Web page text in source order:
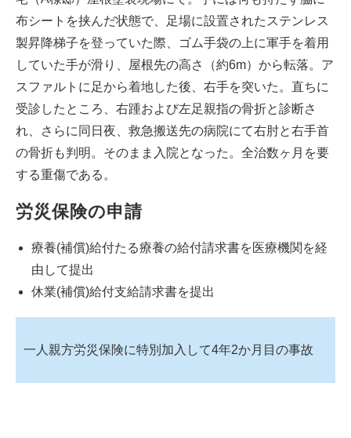
布シートを挟んだ状態で、足場に設置されたステンレス
製昇降梯子を登っていた際、ゴム手袋の上に軍手を着用
していた手が滑り、屋根先の高さ（約6m）から転落。ア
スファルトに足から着地した後、右手を突いた。直ちに
受診したところ、右踵および左足親指の骨折と診断さ
れ、さらに同日夜、救急搬送先の病院にて右肘と右手首
の骨折も判明。そのまま入院となった。全治数ヶ月を要
する重傷である。
労災保険の申請
療養(補償)給付たる療養の給付請求書を医療機関を経
由して提出
休業(補償)給付支給請求書を提出
一人親方労災保険に特別加入して4年2か月目の事故